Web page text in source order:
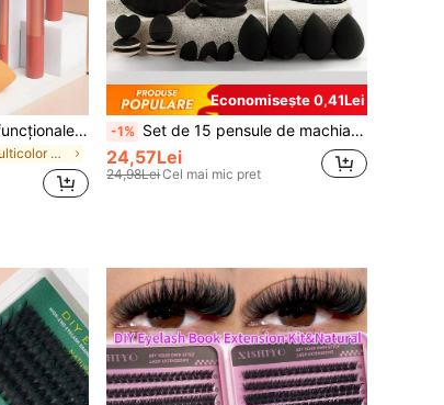
Set de 12 pensule multifuncționale pentru machiaj, inclusiv pensulă pentru pudră, pensulă pentru blush, pensulă pentru fond de ten, pensulă pentru fard de pleoape, pensulă pentru estompare, pensulă pentru contur, precum și burete de machiaj în formă unghiulară, burete de machiaj rotund și puf alb pentru pudră, idei de cadou
în Multicolor Seturi de perii
Economisește 0,41Lei
-1% Set de 15 pensule de machiaj cu geantă de depozitare, potrivit pentru toate instrumentele și pensulele de machiaj negre, design subțire al capului de perie, peri moi, cadou ideal pentru sărbători internaționale
24,57Lei
24,98LeiCel mai mic pret